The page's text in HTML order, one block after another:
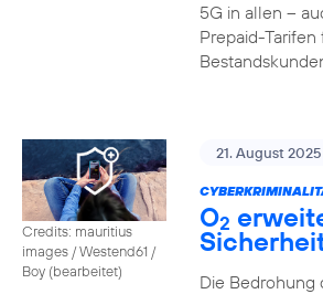
5G in allen –
Prepaid-Tarifen
Credits: mauritius
images / Westend61 /
Boy (bearbeitet)
21. August 2025
O2
Die Bedrohung